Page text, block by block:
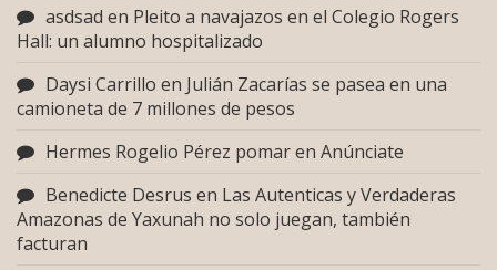
asdsad en Pleito a navajazos en el Colegio Rogers
Hall: un alumno hospitalizado
Daysi Carrillo en Julián Zacarías se pasea en una
camioneta de 7 millones de pesos
Hermes Rogelio Pérez pomaren Anúnciate
Benedicte Desrus en Las Autenticas y Verdaderas
Amazonas de Yaxunah no solo juegan, también
facturan